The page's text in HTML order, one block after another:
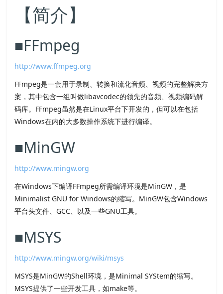
【简介】
■FFmpeg
http://www.ffmpeg.org
FFmpeg是一套用于录制、转换和流化音频、视频的完整解决方
案，其中包含一组叫做libavcodec的领先的音频、视频编码解
码库。FFmpeg虽然是在Linux平台下开发的，但可以在包括
Windows在内的大多数操作系统下进行编译。
■MinGW
http://www.mingw.org
在Windows下编译FFmpeg所需编译环境是MinGW，是
Minimalist GNU for Windows的缩写。MinGW包含Windows
平台头文件、GCC、以及一些GNU工具。
■MSYS
http://www.mingw.org/wiki/msys
MSYS是MinGW的Shell环境，是Minimal SYStem的缩写。
MSYS提供了一些开发工具，如make等。